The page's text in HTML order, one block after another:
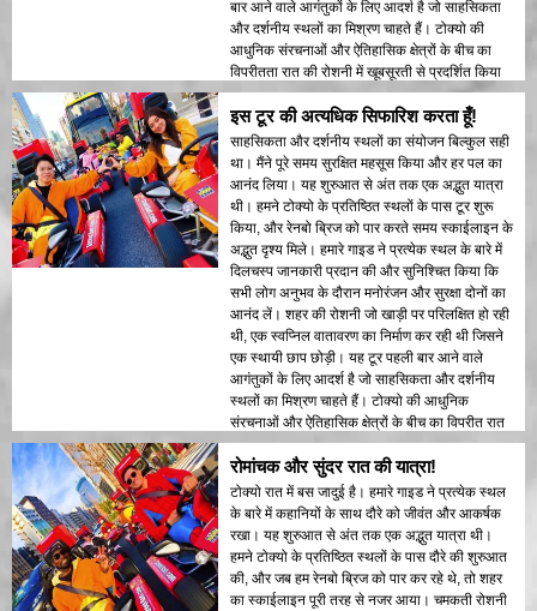
बार आने वाले आगंतुकों के लिए आदर्श है जो साहसिकता
और दर्शनीय स्थलों का मिश्रण चाहते हैं। टोक्यो की
आधुनिक संरचनाओं और ऐतिहासिक क्षेत्रों के बीच का
विपरीतता रात की रोशनी में खूबसूरती से प्रदर्शित किया
गया। मैं इस टूर की सिफारिश किसी को भी करूंगा!
इस टूर की अत्यधिक सिफारिश करता हूँ!
साहसिकता और दर्शनीय स्थलों का संयोजन बिल्कुल सही
था। मैंने पूरे समय सुरक्षित महसूस किया और हर पल का
आनंद लिया। यह शुरुआत से अंत तक एक अद्भुत यात्रा
थी। हमने टोक्यो के प्रतिष्ठित स्थलों के पास टूर शुरू
किया, और रेनबो ब्रिज को पार करते समय स्काईलाइन के
अद्भुत दृश्य मिले। हमारे गाइड ने प्रत्येक स्थल के बारे में
दिलचस्प जानकारी प्रदान की और सुनिश्चित किया कि
सभी लोग अनुभव के दौरान मनोरंजन और सुरक्षा दोनों का
आनंद लें। शहर की रोशनी जो खाड़ी पर परिलक्षित हो रही
थी, एक स्वप्निल वातावरण का निर्माण कर रही थी जिसने
एक स्थायी छाप छोड़ी। यह टूर पहली बार आने वाले
आगंतुकों के लिए आदर्श है जो साहसिकता और दर्शनीय
स्थलों का मिश्रण चाहते हैं। टोक्यो की आधुनिक
संरचनाओं और ऐतिहासिक क्षेत्रों के बीच का विपरीत रात
की रोशनी में खूबसूरती से प्रदर्शित किया गया। मैं इस टूर
की सिफारिश किसी को भी करूंगा!
रोमांचक और सुंदर रात की यात्रा!
टोक्यो रात में बस जादुई है। हमारे गाइड ने प्रत्येक स्थल
के बारे में कहानियों के साथ दौरे को जीवंत और आकर्षक
रखा। यह शुरुआत से अंत तक एक अद्भुत यात्रा थी।
हमने टोक्यो के प्रतिष्ठित स्थलों के पास दौरे की शुरुआत
की, और जब हम रेनबो ब्रिज को पार कर रहे थे, तो शहर
का स्काईलाइन पूरी तरह से नजर आया। चमकती रोशनी